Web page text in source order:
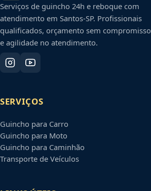
Serviços de guincho 24h e reboque com
atendimento em Santos-SP. Profissionais
qualificados, orçamento sem compromisso
e agilidade no atendimento.
SERVIÇOS
Guincho para Carro
Guincho para Moto
Guincho para Caminhão
Transporte de Veículos